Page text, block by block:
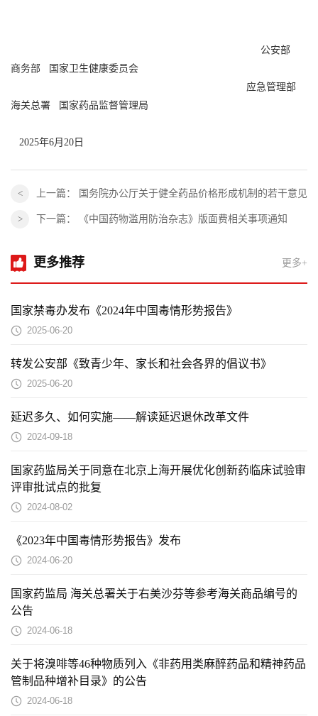
公安部
商务部 国家卫生健康委员会
应急管理部
海关总署 国家药品监督管理局
2025年6月20日
上一篇： 国务院办公厅关于健全药品价格形成机制的若干意见
下一篇： 《中国药物滥用防治杂志》版面费相关事项通知
更多推荐 更多+
国家禁毒办发布《2024年中国毒情形势报告》
2025-06-20
转发公安部《致青少年、家长和社会各界的倡议书》
2025-06-20
延迟多久、如何实施——解读延迟退休改革文件
2024-09-18
国家药监局关于同意在北京上海开展优化创新药临床试验审
评审批试点的批复
2024-08-02
《2023年中国毒情形势报告》发布
2024-06-20
国家药监局 海关总署关于右美沙芬等参考海关商品编号的
公告
2024-06-18
关于将溴啡等46种物质列入《非药用类麻醉药品和精神药品
管制品种增补目录》的公告
2024-06-18